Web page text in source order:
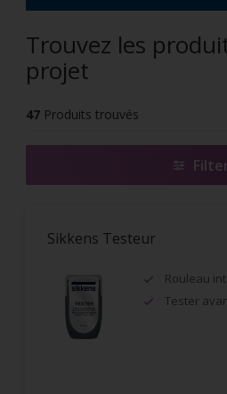
Trouvez les
projet
47 Produits trouvés
Sikkens Testeur
Rouleau
Tester